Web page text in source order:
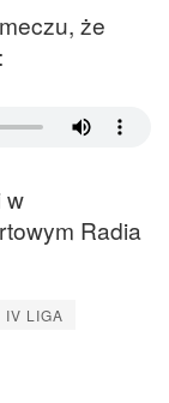
że
w
Radia
IV LIGA